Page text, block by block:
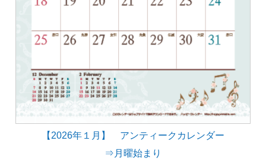
【2026年１月】 アンティークカレンダー
⇒月曜始まり